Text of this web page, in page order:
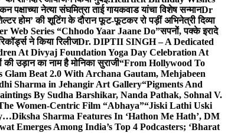
पक्षाच्या नेत्या संघमित्रा ताई गायकवाड यांचा विशेष सन्मानDr
होम’ की शूटिंग के दौरान फूट-फूटकर रो पड़ीं अभिनेत्री दिव्या
Series “Chhodo Yaar Jaane Do”सपनों, पक्के इरादे
ने किया रिलीजDr. DIPTII SINGH – A Dedicated
At Divyaj Foundation Yoga Day Celebration At
उड़ान का नाम है मोनिका सुराजी“From Hollywood To
Beat 2.0 With Archana Gautam, Mehjabeen
Sharma in Jehangir Art Gallery“Pigments And
By Sudha Barshikar, Nanda Pathak, Sohnal V.
Women-Centric Film “Abhaya”“Jiski Lathi Uski
Diksha Sharma Features In ‘Hathon Me Hath’, DM
Emerges Among India’s Top 4 Podcasters; ‘Bharat